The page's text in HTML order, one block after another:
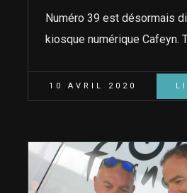
Numéro 39 est désormais
kiosque numérique Cafeyn.
10 AVRIL 2020